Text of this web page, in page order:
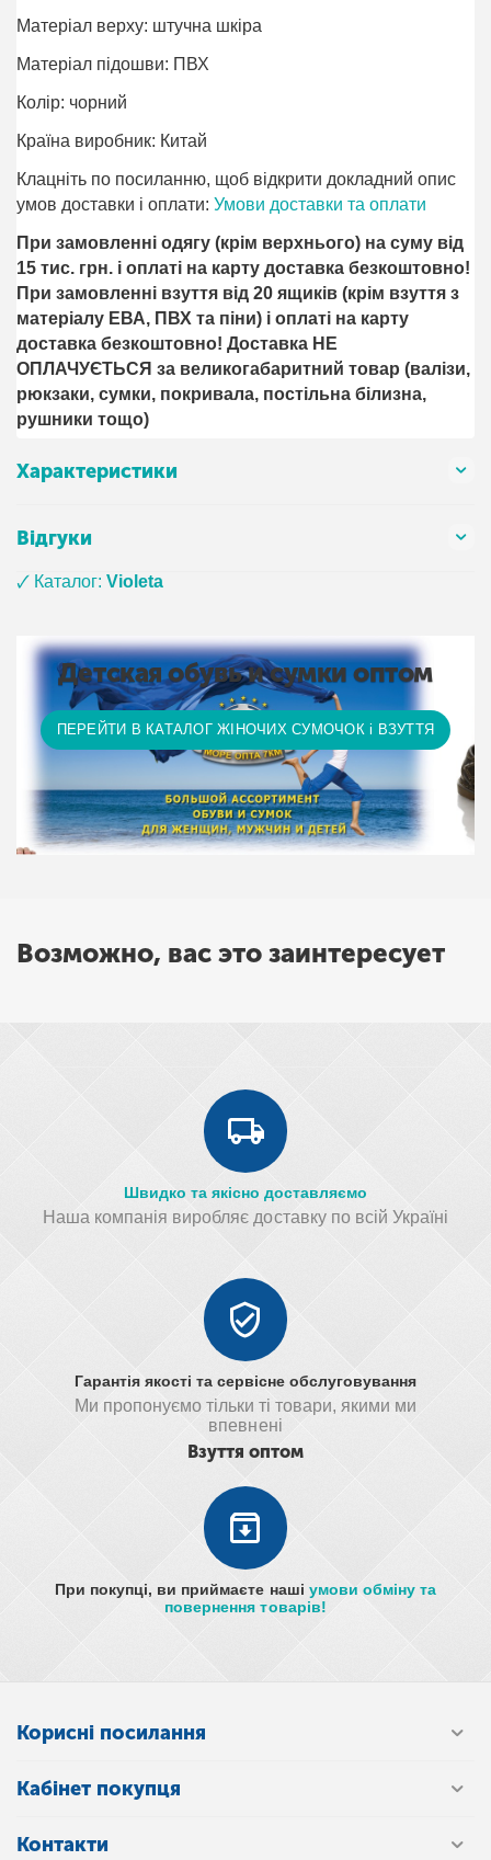
Матеріал верху: штучна шкіра
Матеріал підошви: ПВХ
Колір: чорний
Країна виробник: Китай
Клацніть по посиланню, щоб відкрити докладний опис
умов доставки і оплати:Умови доставки та оплати
При замовленні одягу (крім верхнього) на суму від
15 тис. грн. і оплаті на карту доставка безкоштовно!
При замовленні взуття від 20 ящиків (крім взуття з
матеріалу ЕВА, ПВХ та піни) і оплаті на карту
доставка безкоштовно! Доставка НЕ ​​
ОПЛАЧУЄТЬСЯ за великогабаритний товар (валізи,
рюкзаки, сумки, покривала, постільна білизна,
рушники тощо)
Характеристики
Відгуки
🗸 Каталог:Violeta
Детская обувь и сумки оптом
ПЕРЕЙТИ В КАТАЛОГ ЖІНОЧИХ СУМОЧОК і ВЗУТТЯ
Возможно, вас это заинтересует
Швидко та якісно доставляємо
Наша компанія виробляє доставку по всій Україні
Гарантія якості та сервісне обслуговування
Ми пропонуємо тільки ті товари, якими ми
впевнені
Взуття оптом
При покупці, ви приймаєте наші умови обміну та
повернення товарів!
Корисні посилання
Кабінет покупця
Контакти